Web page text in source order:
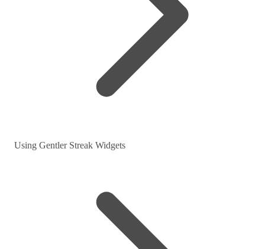
Using Gentler Streak Widgets